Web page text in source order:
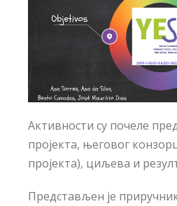
Активности су почеле
пројекта, његовог
пројекта), циљева и
Представљен је